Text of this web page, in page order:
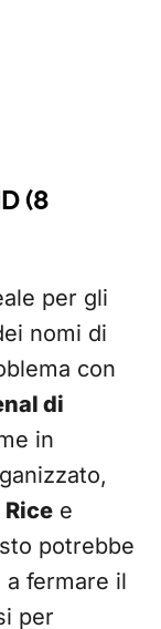
(8
per gli
nomi di
con
di
in
Rice e
potrebbe
fermare il
per